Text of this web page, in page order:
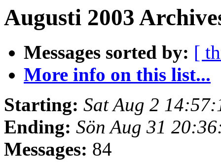
Augusti 2003
Messages sorted by: [
More info on this list...
Starting: Sat Aug 2
Ending: Sön Aug 31
Messages: 84